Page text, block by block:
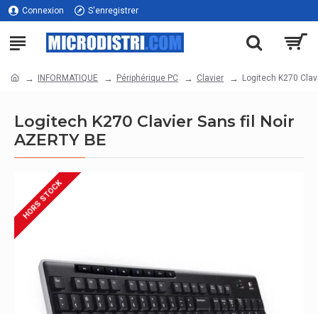
Connexion S'enregistrer
INFORMATIQUE Périphérique PC Clavier Logitech K270
Logitech K270 Clavier Sans fil Noir
AZERTY BE
HORS STOCK